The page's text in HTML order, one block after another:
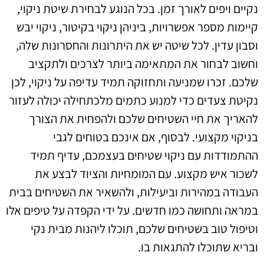
נקיים ויפים לאורך זמן. בכל הנוגע לבחירת שיטת ניקוי,
קיימות מספר אפשרויות, ביניהן ניקוי בקיטור, ניקוי יבש
וסבון עדין. לכל שיטה יש את היתרונות והחסרונות שלה,
וחשוב לבחור את המתאימה ביותר לצרכים ולתקציב
שלכם. זכרו שמניעה ותחזוקה תמיד עדיפה על ניקוי, לכן
נקיטת צעדים כדי למנוע כתמים מלכתחילה יכולה לעזור
להאריך את חיי השטיחים שלכם ולהפחית את הצורך
בניקוי מקצועי. לבסוף, אם אינכם בטוחים לגבי
ההתמודדות עם ניקוי שטיחים בעצמכם, עדיף תמיד
לשכור איש מקצוע. עם המומחיות והציוד לבצע את
העבודה במהירות וביעילות, ולהשאיר את השטיחים בבית
במראה ותחושה כמו חדשים. על ידי הקפדה על טיפים אלו
וטיפול טוב בשטיחים שלכם, תוכלו ליהנות מבית נקי
ובריא שתוכלו להתגאות בו.